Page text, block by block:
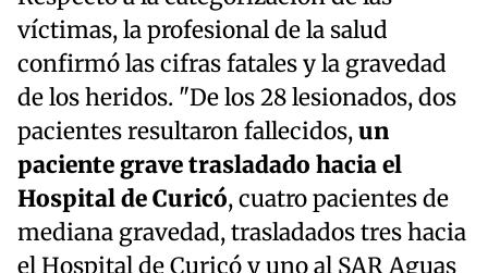
víctimas, la profesional de la salud
confirmó las cifras fatales y la gravedad
de los heridos. "De los 28 lesionados, dos
pacientes resultaron fallecidos,un
paciente grave trasladado hacia el
Hospital de Curicó, cuatro pacientes de
mediana gravedad, trasladados tres hacia
el Hospital de Curicó y uno al SAR Aguas